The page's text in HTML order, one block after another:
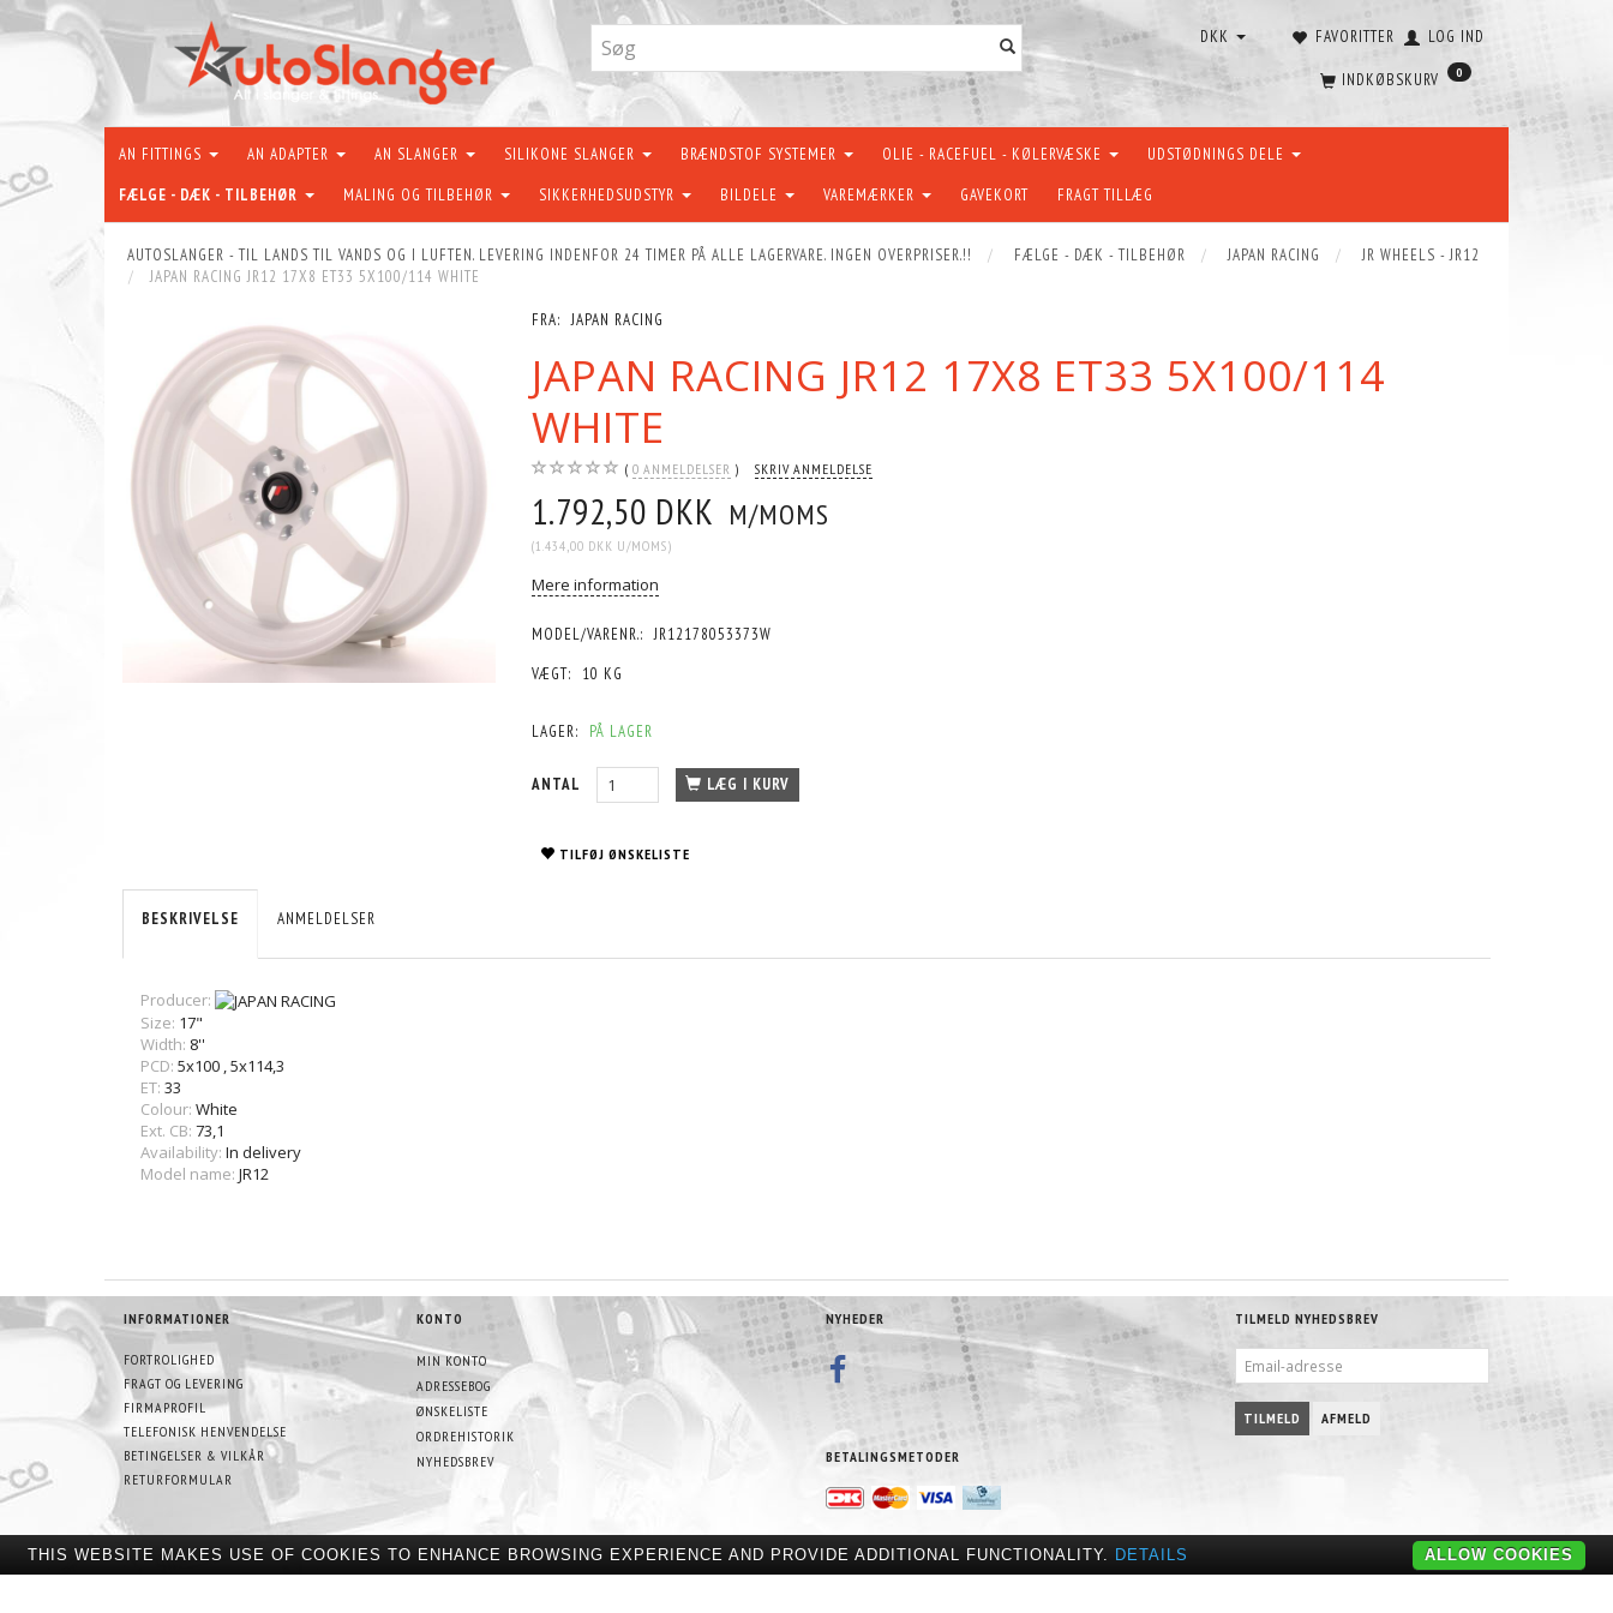
FAVORITTER LOG IND
DKK
INDKØBSKURV 0
AN FITTINGS AN ADAPTER AN SLANGER SILIKONE SLANGER BRÆNDSTOF SYSTEMER OLIE - RACEFUEL - KØLERVÆSKE UDSTØDNINGS DELE
FÆLGE - DÆK - TILBEHØR MALING OG TILBEHØR SIKKERHEDSUDSTYR BILDELE VAREMÆRKER GAVEKORT FRAGT TILLÆG
AUTOSLANGER - TIL LANDS TIL VANDS OG I LUFTEN. LEVERING INDENFOR 24 TIMER PÅ ALLE LAGERVARE. INGEN OVERPRISER.!! FÆLGE - DÆK - TILBEHØR JAPAN RACING
JR WHEELS - JR12
JAPAN RACING JR12 17X8 ET33 5X100/114 WHITE
FRA: JAPAN RACING
JAPAN RACING JR12 17X8 ET33 5X100/114
WHITE
0 ANMELDELSER SKRIV ANMELDELSE
1.792,50 DKK M/MOMS
(1.434,00 DKK U/MOMS)
Mere information
MODEL/VARENR.:
JR12178053373W
VÆGT:
10 KG
LAGER: PÅ LAGER
ANTAL LÆG I KURV
TILFØJ ØNSKELISTE
BESKRIVELSE ANMELDELSER
Producer:
Size: 17"
Width: 8''
PCD: 5x100 ,5x114,3
ET: 33
Colour: White
Ext. CB: 73,1
Availability: In delivery
Model name: JR12
INFORMATIONER
FORTROLIGHED
FRAGT OG LEVERING
FIRMAPROFIL
TELEFONISK HENVENDELSE
BETINGELSER & VILKÅR
RETURFORMULAR
KONTO
MIN KONTO
ADRESSEBOG
ØNSKELISTE
ORDREHISTORIK
NYHEDSBREV
NYHEDER
BETALINGSMETODER
TILMELD NYHEDSBREV
ADRESSE
TILMELD AFMELD
THIS WEBSITE MAKES USE OF COOKIES TO ENHANCE BROWSING EXPERIENCE AND PROVIDE ADDITIONAL FUNCTIONALITY. DETAILS ALLOW COOKIES